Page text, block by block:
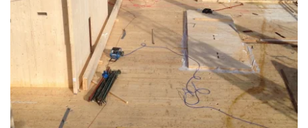
zoom +